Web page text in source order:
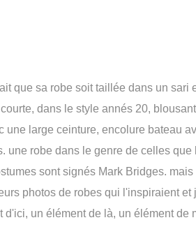
que sa robe soit taillée dans un sari
dans le style annés 20,
une large ceinture, encolure bateau
une robe dans le genre de celles
sont signés Mark Bridges.
photos de robes qui l'inspiraient
d'ici, un élément de là, un élément de